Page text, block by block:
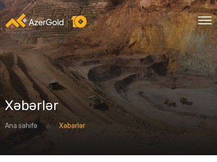
Xəbərlər
Ana səhifə Xəbərlər